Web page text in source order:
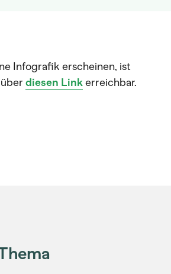
Infografik erscheinen, ist
diesen Linkerreichbar.